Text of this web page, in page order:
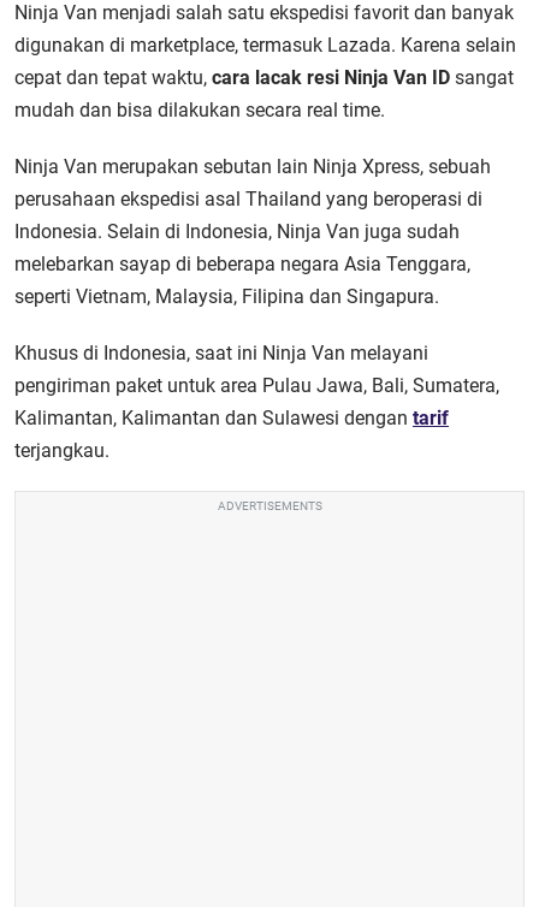
Ninja Van menjadi salah satu ekspedisi favorit dan banyak
digunakan di marketplace, termasuk Lazada. Karena selain
cepat dan tepat waktu, cara lacak resi Ninja Van ID sangat
mudah dan bisa dilakukan secara real time.
Ninja Van merupakan sebutan lain Ninja Xpress, sebuah
perusahaan ekspedisi asal Thailand yang beroperasi di
Indonesia. Selain di Indonesia, Ninja Van juga sudah
melebarkan sayap di beberapa negara Asia Tenggara,
seperti Vietnam, Malaysia, Filipina dan Singapura.
Khusus di Indonesia, saat ini Ninja Van melayani
pengiriman paket untuk area Pulau Jawa, Bali, Sumatera,
Kalimantan, Kalimantan dan Sulawesi dengan tarif
terjangkau.
ADVERTISEMENTS